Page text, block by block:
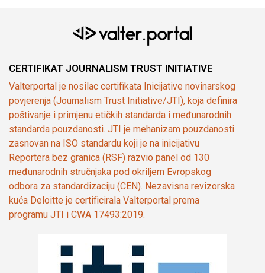
CERTIFIKAT JOURNALISM TRUST INITIATIVE
Valterportal je nosilac certifikata Inicijative novinarskog
povjerenja (Journalism Trust Initiative/JTI), koja definira
poštivanje i primjenu etičkih standarda i međunarodnih
standarda pouzdanosti. JTI je mehanizam pouzdanosti
zasnovan na ISO standardu koji je na inicijativu
Reportera bez granica (RSF) razvio panel od 130
međunarodnih stručnjaka pod okriljem Evropskog
odbora za standardizaciju (CEN). Nezavisna revizorska
kuća Deloitte je certificirala Valterportal prema
programu JTI i CWA 17493:2019.